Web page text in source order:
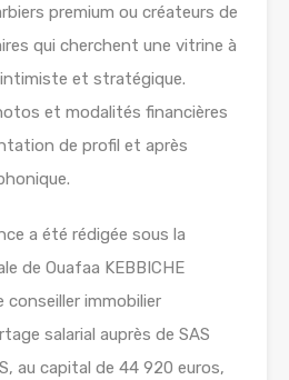
premium ou créateurs de
qui cherchent une vitrine à
et stratégique.
et modalités financières
de profil et après
a été rédigée sous la
de Ouafaa KEBBICHE
immobilier
salarial auprès de SAS
au capital de 44 920 euros,